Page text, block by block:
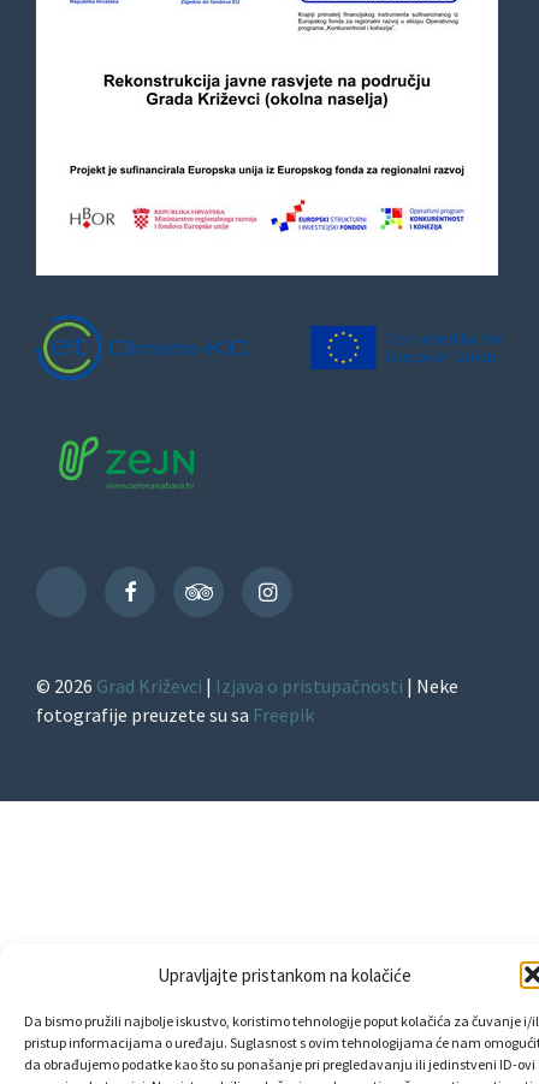
Upravljajte pristankom na kolačiće
Da bismo pružili najbolje iskustvo, koristimo tehnologije poput kolačića za čuvanje i/
pristup informacijama o uređaju. Suglasnost s ovim tehnologijama će nam
da obrađujemo podatke kao što su ponašanje pri pregledavanju ili jedinstveni ID-ovi
TikTok
FacebookTripAdvisorInstagram
© 2026 Grad Križevci | Izjava o pristupačnosti | Neke
fotografije preuzete su sa Freepik